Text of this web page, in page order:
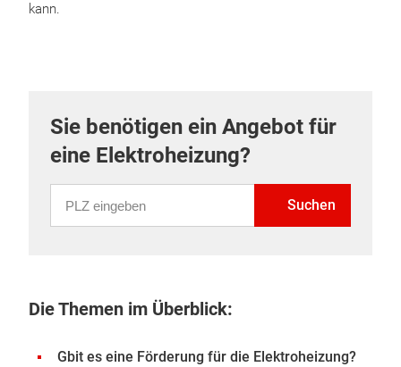
kann.
Sie benötigen ein Angebot für
eine Elektroheizung?
Suchen
Die Themen im Überblick:
Gbit es eine Förderung für die Elektroheizung?